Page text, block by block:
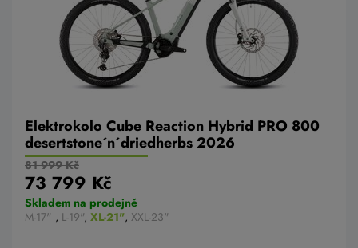
Elektrokolo Cube Reaction Hybrid PRO 800
desertstone´n´driedherbs 2026
81 999 Kč
73 799 Kč
Skladem na prodejně
M-17" , L-19", XL-21", XXL-23"